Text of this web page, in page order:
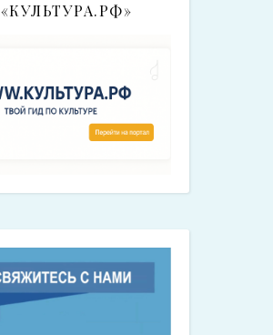
«КУЛЬТУРА.РФ»